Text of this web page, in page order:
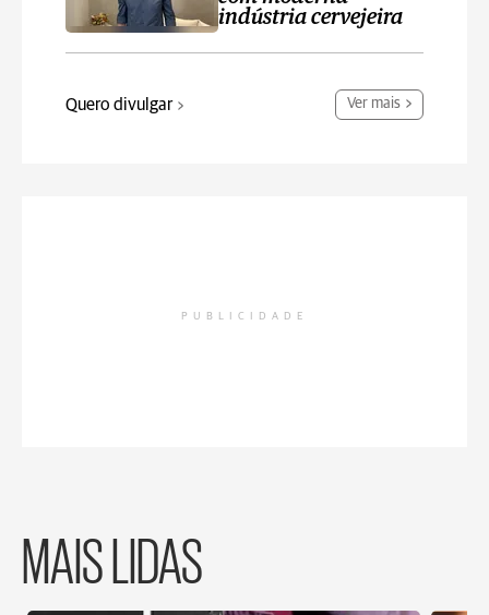
indústria cervejeira
Quero divulgar Ver mais
PUBLICIDADE
MAIS LIDAS